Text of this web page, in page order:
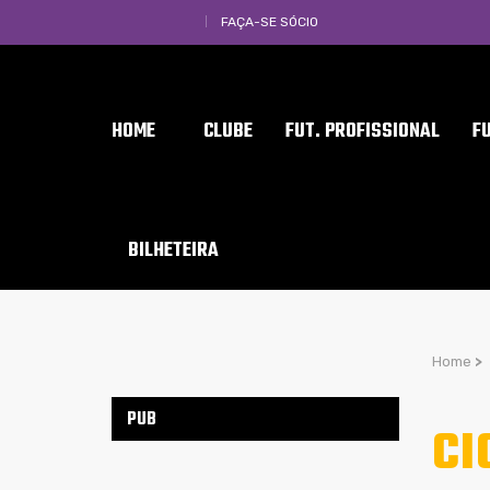
FAÇA-SE SÓCIO
HOME CLUBE FUT. PROFISSIONAL
BILHETEIRA
Home >
PUB